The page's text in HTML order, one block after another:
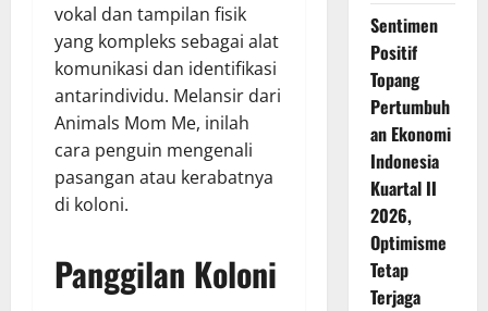
vokal dan tampilan fisik
yang kompleks sebagai alat
komunikasi dan identifikasi
antarindividu. Melansir dari
Animals Mom Me, inilah
cara penguin mengenali
pasangan atau kerabatnya
di koloni.
Panggilan Koloni
Sentimen
Positif
Topang
Pertumbuh
an Ekonomi
Indonesia
Kuartal II
2026,
Optimisme
Tetap
Terjaga